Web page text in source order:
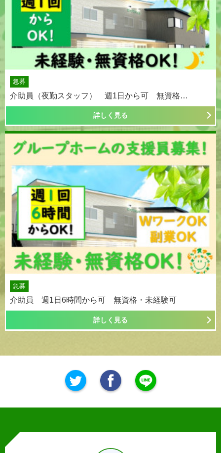
急募
介助員（夜勤スタッフ） 週1日から可 無資格…
詳しく見る
急募
介助員 週1日6時間から可 無資格・未経験可
詳しく見る